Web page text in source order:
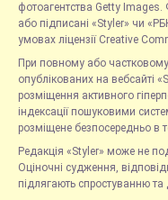
фотоагентства Getty Images.
або підписані «Styler» чи
умовах ліцензії Creative
При повному або частковому
опублікованих на вебсайті
розміщення активного
індексації пошуковими
розміщене безпосередньо в
Редакція «Styler» може не
Оціночні судження,
підлягають спростуванню